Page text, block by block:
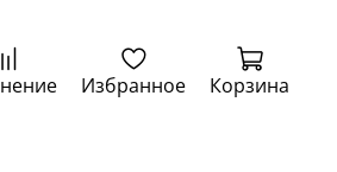
Избранное Корзина